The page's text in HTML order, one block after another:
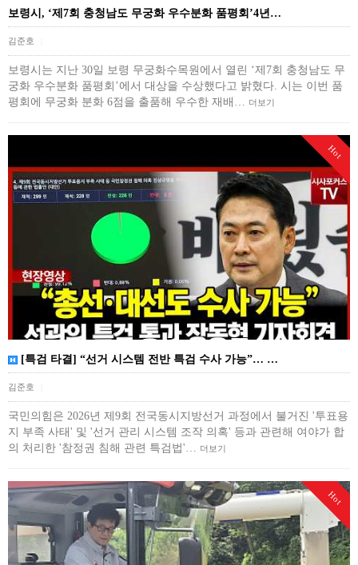
보령시, ‘제7회 충청남도 무궁화 우수분화 품평회’4년…
김준호
보령시는 지난 30일 보령 무궁화수목원에서 열린 ‘제7회 충청남도 무
궁화 우수분화 품평회’에서 대상을 수상했다고 밝혔다. 시는 이번 품
평회에 무궁화 분화 6점을 출품해 우수한 재배…
더보기
Hot
[특검 타결] “선거 시스템 전반 특검 수사 가능”… …
김준호
국민의힘은 2026년 제9회 전국동시지방선거 과정에서 불거진 '투표용
지 부족 사태' 및 '선거 관리 시스템 조작 의혹' 등과 관련해 여야가 합
의 처리한 '참정권 침해 관련 특검법'… 더보기
Hot